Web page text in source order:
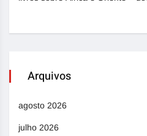
Arquivos
agosto 2026
julho 2026